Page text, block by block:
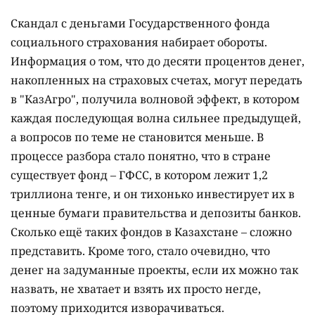
Скандал с деньгами Государственного фонда
социального страхования набирает обороты.
Информация о том, что до десяти процентов денег,
накопленных на страховых счетах, могут передать
в "КазАгро", получила волновой эффект, в котором
каждая последующая волна сильнее предыдущей,
а вопросов по теме не становится меньше. В
процессе разбора стало понятно, что в стране
существует фонд – ГФСС, в котором лежит 1,2
триллиона тенге, и он тихонько инвестирует их в
ценные бумаги правительства и депозиты банков.
Сколько ещё таких фондов в Казахстане – сложно
представить. Кроме того, стало очевидно, что
денег на задуманные проекты, если их можно так
назвать, не хватает и взять их просто негде,
поэтому приходится изворачиваться.